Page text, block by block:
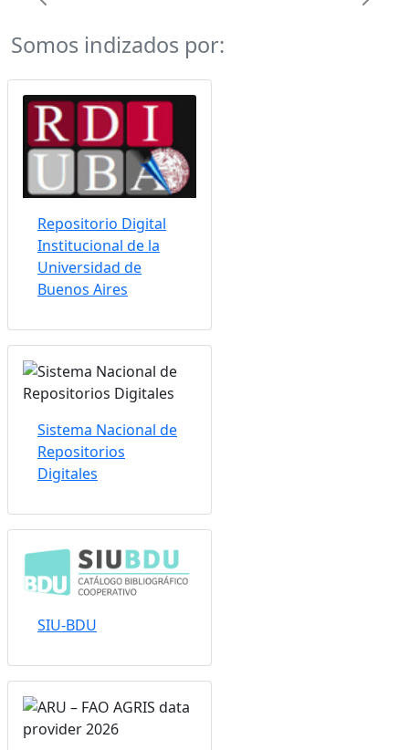
Somos indizados por:
Repositorio Digital
Institucional de la
Universidad de
Buenos Aires
Sistema Nacional de
Repositorios
Digitales
SIU-BDU